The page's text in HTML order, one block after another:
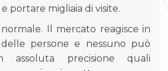
portare migliaia di visite.
Il mercato reagisce in
persone e nessuno può
assoluta precisione quali